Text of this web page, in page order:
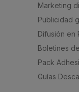
Marketing
Publicidad
Difusión en
Boletines
Pack
Guías